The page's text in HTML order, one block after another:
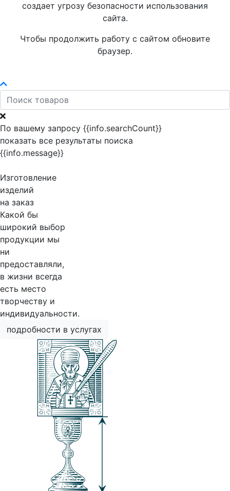
создает угрозу безопасности использования
сайта.
Чтобы продолжить работу с сайтом обновите
браузер.
По вашему запросу {{info.searchCount}}
показать все результаты поиска
{{info.message}}
Изготовление
изделий
на заказ
Какой бы
широкий выбор
продукции мы
ни
предоставляли,
в жизни всегда
есть место
творчеству и
индивидуальности.
подробности в услугах